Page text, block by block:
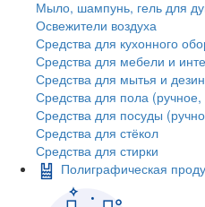
Мыло, шампунь, гель для
Освежители воздуха
Средства для кухонного
Средства для мебели и
Средства для мытья и
Средства для пола
Средства для посуды
Средства для стёкол
Средства для стирки
Полиграфическая